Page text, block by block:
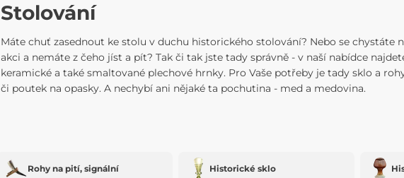
Stolování
Máte chuť zasednout ke stolu v duchu historického stolování? Nebo se chystáte
akci a nemáte z čeho jíst a pít? Tak či tak jste tady správně - v naší nabídce
keramické a také smaltované plechové hrnky. Pro Vaše potřeby je tady sklo a
či poutek na opasky. A nechybí ani nějaké ta pochutina - med a medovina.
Rohy na pití, signální Historické sklo